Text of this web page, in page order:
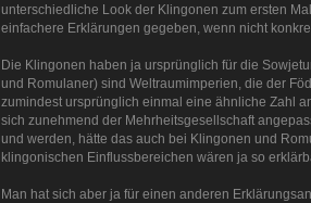
unterschiedliche Look der Klingonen zum ersten
einfachere Erklärungen gegeben, wenn nicht
Die Klingonen haben ja ursprünglich für die
und Romulaner) sind Weltraumimperien, die der
zumindest ursprünglich einmal eine ähnliche Zahl
sich zunehmend der Mehrheitsgesellschaft
und werden, hätte das auch bei Klingonen und
klingonischen Einflussbereichen wären ja so
Man hat sich aber ja für einen anderen